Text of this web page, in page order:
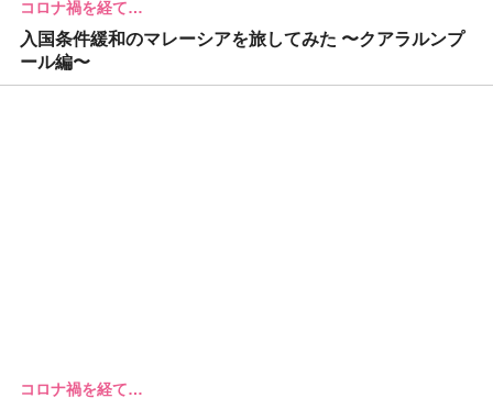
コロナ禍を経て…
入国条件緩和のマレーシアを旅してみた 〜クアラルンプ
ール編〜
コロナ禍を経て…